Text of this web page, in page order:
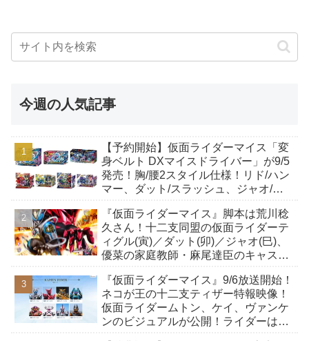
今週の人気記事
【予約開始】仮面ライダーマイス「変
身ベルト DXマイスドライバー」が9/5
発売！胸/腰2スタイル仕様！リド/ハン
マー、ダット/スラッシュ、ジャオ/バ
も！
『仮面ライダーマイス』脚本は荒川稔
久さん！十二支同盟の仮面ライダーテ
ィグル(寅)／ダット(卯)／ジャオ(巳)、
優菜の家庭教師・麻尾達臣のキャスト
んも変身！
『仮面ライダーマイス』9/6放送開始！
ネコが王の十二支ティザー特報映像！
仮面ライダームトン、ケイ、ヴァンケ
ンのビジュアルが公開！ライダーは子